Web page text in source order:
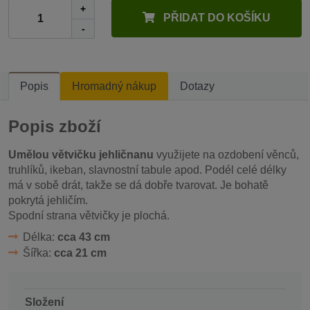
+
-
PŘIDAT DO KOŠÍKU
Popis Hromadný nákup Dotazy
Popis zboží
Umělou větvičku jehličnanu využijete na ozdobení věnců,
truhlíků, ikeban, slavnostní tabule apod. Podél celé délky
má v sobě drát, takže se dá dobře tvarovat. Je bohatě
pokrytá jehličím.
Spodní strana větvičky je plochá.
Délka: cca 43 cm
Šířka: cca 21 cm
Složení